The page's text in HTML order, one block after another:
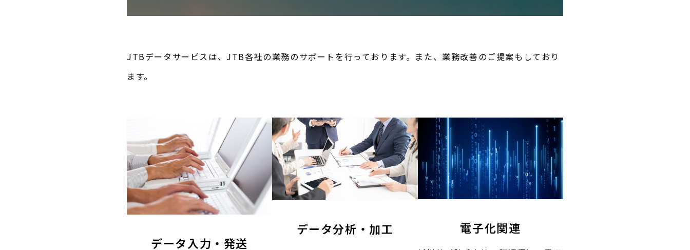
JTBデータサービスは、JTB各社の業務のサポートを行っております。また、業務改善のご提案もしており
ます。
データ入力・発送
データ分析・加工 電子化関連